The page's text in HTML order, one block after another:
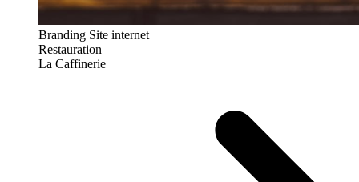
Branding Site internet
Restauration
La Caffinerie